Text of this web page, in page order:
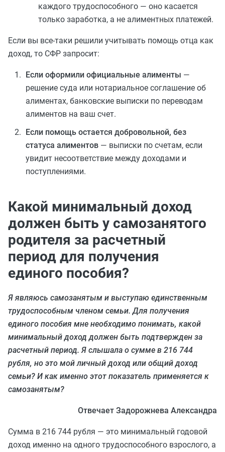
каждого трудоспособного — оно касается
только заработка, а не алиментных платежей.
Если вы все‑таки решили учитывать помощь отца как
доход, то СФР запросит:
Если оформили официальные алименты —
решение суда или нотариальное соглашение об
алиментах, банковские выписки по переводам
алиментов на ваш счет.
Если помощь остается добровольной, без
статуса алиментов — выписки по счетам, если
увидит несоответствие между доходами и
поступлениями.
Какой минимальный доход
должен быть у самозанятого
родителя за расчетный
период для получения
единого пособия?
Я являюсь самозанятым и выступаю единственным
трудоспособным членом семьи. Для получения
единого пособия мне необходимо понимать, какой
минимальный доход должен быть подтвержден за
расчетный период. Я слышала о сумме в 216 744
рубля, но это мой личный доход или общий доход
семьи? И как именно этот показатель применяется к
самозанятым?
Отвечает Задорожнева Александра
Сумма в 216 744 рубля — это минимальный годовой
доход именно на одного трудоспособного взрослого, а